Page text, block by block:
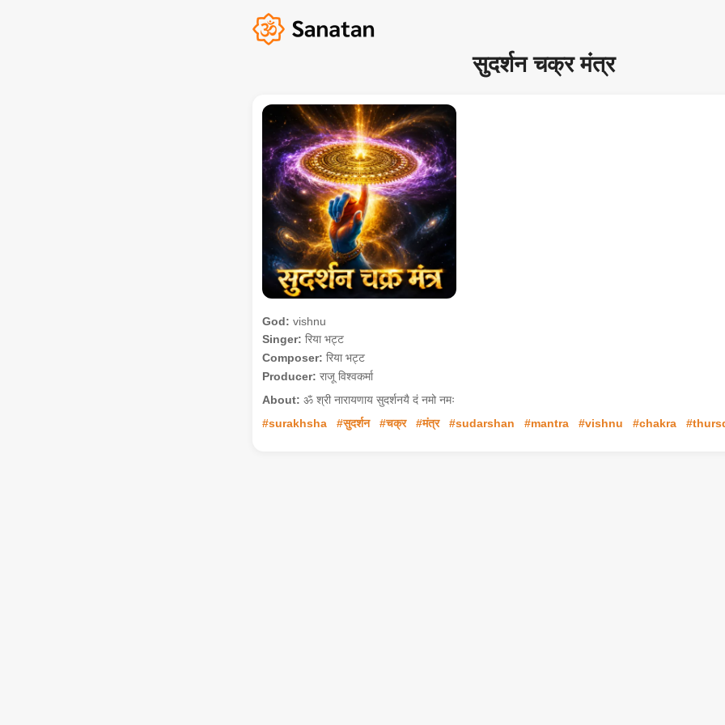
सुदर्शन चक्र मंत्र
God: vishnu
Singer: रिया भट्ट
Composer: रिया भट्ट
Producer: राजू विश्वकर्मा
About: ॐ श्री नारायणाय सुदर्शनयै दं नमो नमः
#surakhsha
#सुदर्शन #चक्र #मंत्र #sudarshan #mantra #vishnu #chakra